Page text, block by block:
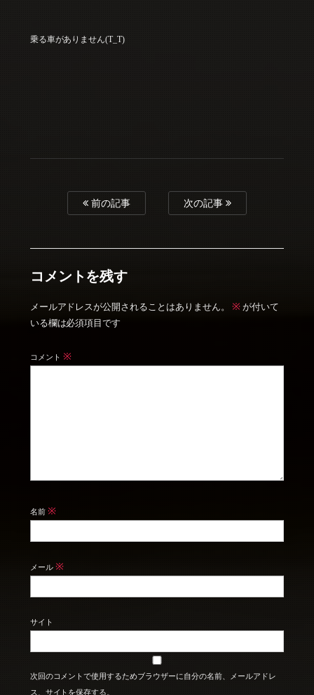
乗る車がありません(T_T)
前の記事 次の記事
コメントを残す
メールアドレスが公開されることはありません。 ※ が付いて
いる欄は必須項目です
コメント ※
名前 ※
メール ※
サイト
次回のコメントで使用するためブラウザーに自分の名前、メールアドレ
ス、サイトを保存する。